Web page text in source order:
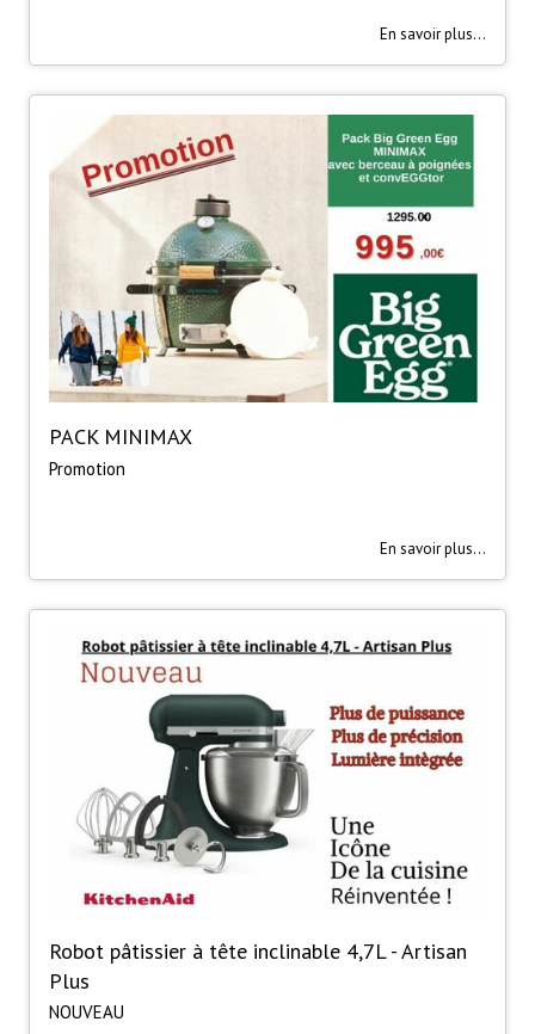
En savoir plus...
PACK MINIMAX
Promotion
En savoir plus...
Robot pâtissier à tête inclinable 4,7L - Artisan
Plus
NOUVEAU